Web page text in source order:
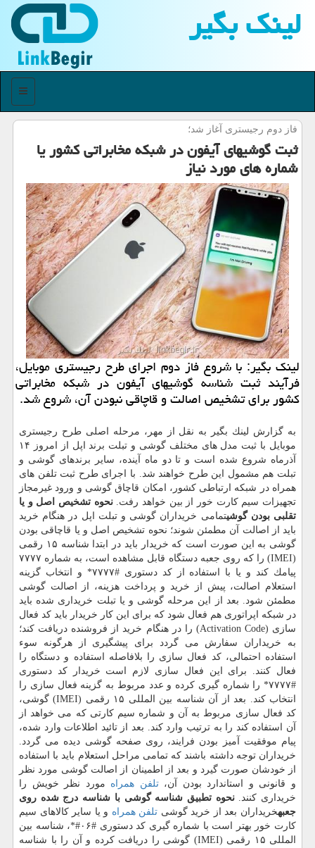
لینك بگیر
منو
فاز دوم رجیستری آغاز شد؛
ثبت گوشیهای آیفون در شبكه مخابراتی كشور یا
شماره های مورد نیاز
لینك بگیر: با شروع فاز دوم اجرای طرح رجیستری موبایل،
فرآیند ثبت شناسه گوشیهای آیفون در شبكه مخابراتی
كشور برای تشخیص اصالت و قاچاقی نبودن آن، شروع شد.
به گزارش لینك بگیر به نقل از مهر، مرحله اصلی طرح رجیستری
موبایل با ثبت مدل های مختلف گوشی و تبلت برند اپل از امروز ۱۴
آذرماه شروع شده است و تا دو ماه آینده، سایر برندهای گوشی و
تبلت هم مشمول این طرح خواهند شد. با اجرای طرح ثبت تلفن های
همراه در شبكه ارتباطی كشور، امكان قاچاق گوشی و ورود غیرمجاز
تجهیزات سیم كارت خور از بین خواهد رفت.نحوه تشخیص اصل و یا
تقلبی بودن گوشیتمامی خریداران گوشی و تبلت اپل در هنگام خرید
باید از اصالت آن مطمئن شوند؛ نحوه تشخیص اصل و یا قاچاقی بودن
گوشی به این صورت است كه خریدار باید در ابتدا شناسه ۱۵ رقمی
(IMEI) را كه روی جعبه دستگاه قابل مشاهده است، به شماره ۷۷۷۷
پیامك كند و یا با استفاده از كد دستوری #۷۷۷۷* و انتخاب گزینه
استعلام اصالت، پیش از خرید و پرداخت هزینه، از اصالت گوشی
مطمئن شود. بعد از این مرحله گوشی و یا تبلت خریداری شده باید
در شبكه اپراتوری هم فعال شود كه برای این كار خریدار باید كد فعال
سازی (Activation Code) را در هنگام خرید از فروشنده دریافت كند؛
به خریداران سفارش می گردد برای پیشگیری از هرگونه سوء
استفاده احتمالی، كد فعال سازی را بلافاصله استفاده و دستگاه را
فعال كنند. برای این فعال سازی لازم است خریدار كد دستوری
#۷۷۷۷* را شماره گیری كرده و عدد مربوط به گزینه فعال سازی را
انتخاب كند. بعد از آن شناسه بین المللی ۱۵ رقمی (IMEI) گوشی،
كد فعال سازی مربوط به آن و شماره سیم كارتی كه می خواهد از
آن استفاده كند را به ترتیب وارد كند. بعد از تائید اطلاعات وارد شده،
پیام موفقیت آمیز بودن فرایند، روی صفحه گوشی دیده می گردد.
خریداران توجه داشته باشند كه تمامی مراحل استعلام باید با استفاده
از خودشان صورت گیرد و بعد از اطمینان از اصالت گوشی مورد نظر
و قانونی و استاندارد بودن آن،تلفن همراه مورد نظر خویش را
خریداری كنند.نحوه تطبیق شناسه گوشی با شناسه درج شده روی
جعبهخریداران بعد از خرید گوشی تلفن همراه و یا سایر كالاهای سیم
كارت خور بهتر است با شماره گیری كد دستوری #۰۶#*، شناسه بین
المللی ۱۵ رقمی (IMEI) گوشی را دریافت كرده و آن را با شناسه